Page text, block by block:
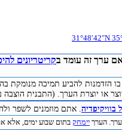
31°48′42″N
ערך זה עומד בקריטריונים
בו הזדמנות להביע תמיכה
או יוצרת הערך. (התבנית הוצבה בתאריך
בוויקיפדיה. אתם מוזמנים לשפר
הערך יימחק בתום שבוע ימים, אלא